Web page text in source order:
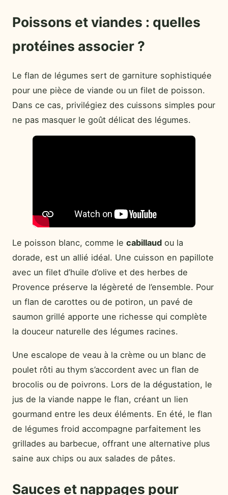
Poissons et viandes : quelles
protéines associer ?
Le flan de légumes sert de garniture sophistiquée
pour une pièce de viande ou un filet de poisson.
Dans ce cas, privilégiez des cuissons simples pour
ne pas masquer le goût délicat des légumes.
Le poisson blanc, comme le cabillaud ou la
dorade, est un allié idéal. Une cuisson en papillote
avec un filet d’huile d’olive et des herbes de
Provence préserve la légèreté de l’ensemble. Pour
un flan de carottes ou de potiron, un pavé de
saumon grillé apporte une richesse qui complète
la douceur naturelle des légumes racines.
Une escalope de veau à la crème ou un blanc de
poulet rôti au thym s’accordent avec un flan de
brocolis ou de poivrons. Lors de la dégustation, le
jus de la viande nappe le flan, créant un lien
gourmand entre les deux éléments. En été, le flan
de légumes froid accompagne parfaitement les
grillades au barbecue, offrant une alternative plus
saine aux chips ou aux salades de pâtes.
Sauces et nappages pour